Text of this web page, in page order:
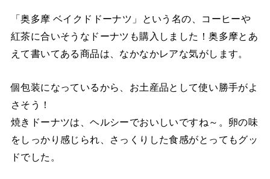
「奥多摩 ベイクドドーナツ」という名の、コーヒーや
紅茶に合いそうなドーナツも購入しました！奥多摩とあ
えて書いてある商品は、なかなかレアな気がします。
個包装になっているから、お土産品として使い勝手がよ
さそう！
焼きドーナツは、ヘルシーでおいしいですね～。卵の味
をしっかり感じられ、さっくりした食感がとってもグッ
ドでした。